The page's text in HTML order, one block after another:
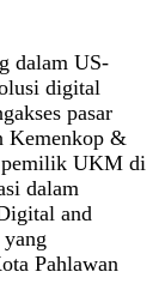
dalam US-
digital
pasar
Kemenkop &
pemilik UKM di
dalam
and
Pahlawan